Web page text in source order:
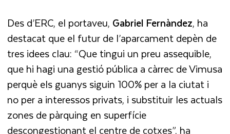
Des d’ERC, el portaveu, Gabriel Fernàndez, ha
destacat que el futur de l’aparcament depèn de
tres idees clau: “Que tingui un preu assequible,
que hi hagi una gestió pública a càrrec de Vimusa
perquè els guanys siguin 100% per a la ciutat i
no per a interessos privats, i substituir les actuals
zones de pàrquing en superfície
descongestionant el centre de cotxes”, ha